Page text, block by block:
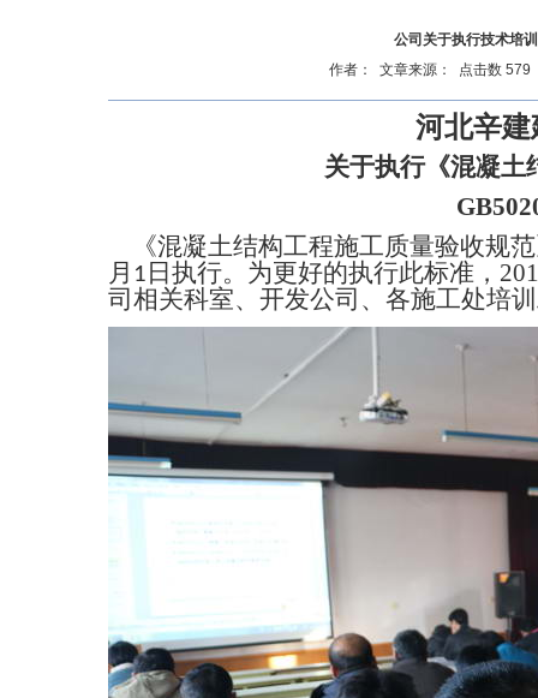
公司关于执行技术培
作者： 文章来源： 点击数 579
河北辛
关于执行《混凝土
《混凝土结构工程施工质量验收规
月 1 日执行。为更好的执行此标准，
司相关科室、开发公司、各施工处培